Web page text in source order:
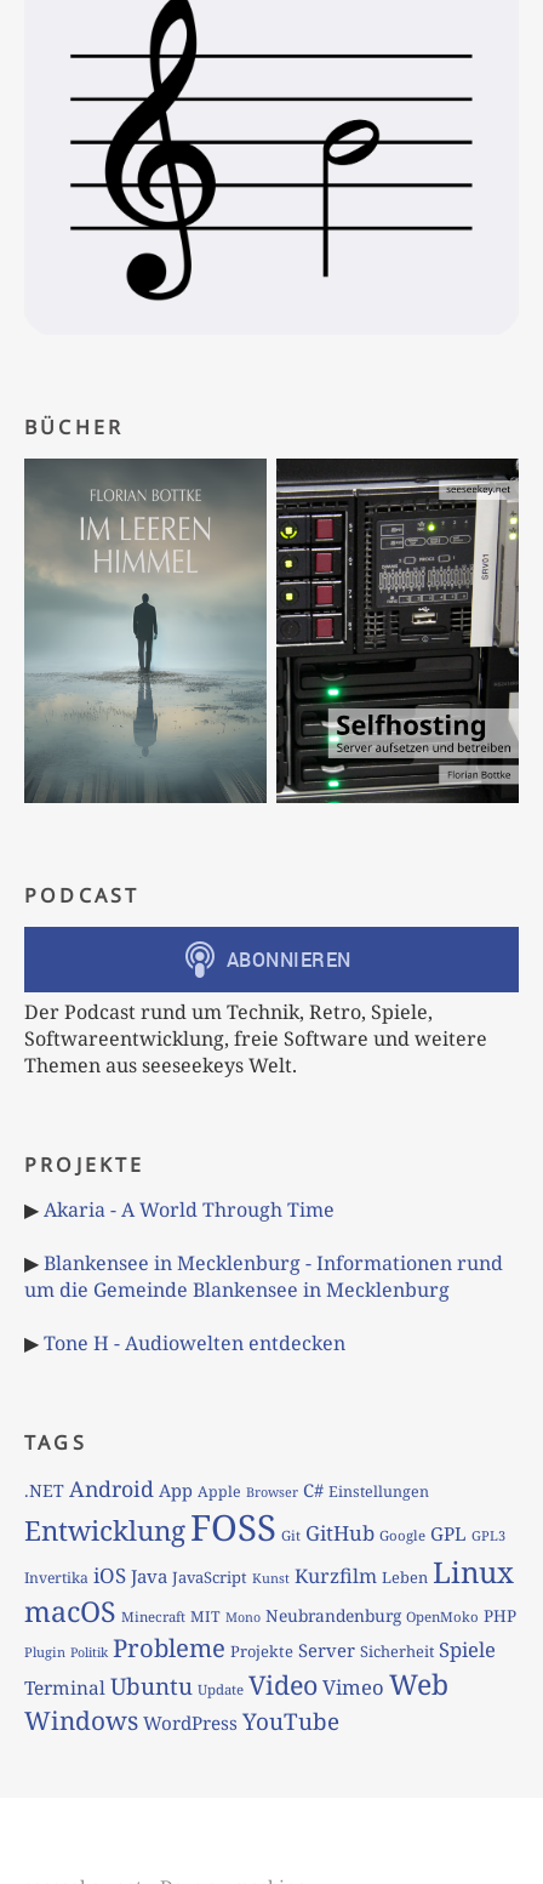
BÜCHER
PODCAST
Der Podcast rund um Technik, Retro, Spiele,
Softwareentwicklung, freie Software und weitere
Themen aus seeseekeys Welt.
PROJEKTE
▶Akaria - A World Through Time
▶Blankensee in Mecklenburg - Informationen rund
um die Gemeinde Blankensee in Mecklenburg
▶Tone H - Audiowelten entdecken
TAGS
.NET Android App Apple Browser C# Einstellungen
EntwicklungFOSS Git GitHub Google GPL GPL3
Invertika iOS Java JavaScript Kunst Kurzfilm Leben Linux
macOS Minecraft MIT Mono Neubrandenburg OpenMoko PHP
Plugin Politik Probleme Projekte Server Sicherheit Spiele
TerminalUbuntu Update VideoVimeo Web
Windows WordPress YouTube